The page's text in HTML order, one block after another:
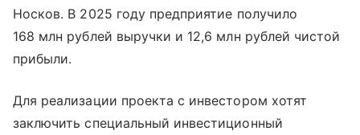
Носков. В 2025 году предприятие получило
168 млн рублей выручки и 12,6 млн рублей чистой
прибыли.
Для реализации проекта с инвестором хотят
заключить специальный инвестиционный